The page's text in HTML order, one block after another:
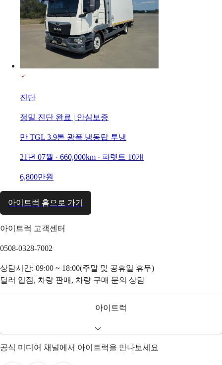
진단
정밀 진단 완료 | 안심보증
만 TGL 3.9톤 광폭 냉동탑 투냉
21년 07월 · 660,000km · 파렛트 10개
6,800만원
아이트럭 홈으로 가기
아이트럭 고객센터
0508-0328-7002
상담시간: 09:00 ~ 18:00(주말 및 공휴일 휴무)
딜러 입점, 차량 판매, 차량 구매 문의 상담
아이트럭
공식 미디어 채널에서 아이트럭을 만나보세요